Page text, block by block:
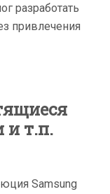
разработать
привлечения
и т.п.
Samsung